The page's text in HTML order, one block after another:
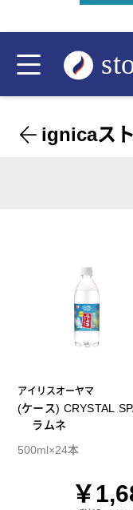
ignicaス
アイリスオーヤマ
(ケース) CRYSTAL
ラムネ
500ml×24本
￥